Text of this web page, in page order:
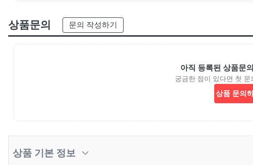
상품문의 문의 작성하기
아직 등록된 상품문
궁금한 점이 있다면 첫 문
상품 문의
상품 기본 정보